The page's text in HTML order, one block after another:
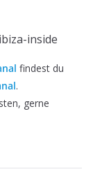
inside
findest du
.
gerne